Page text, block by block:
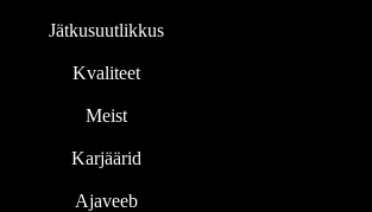
Jätkusuutlikkus
Kvaliteet
Meist
Karjäärid
Ajaveeb